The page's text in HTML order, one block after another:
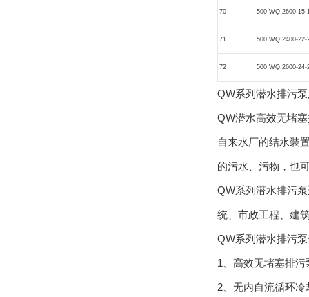
70 500 WQ 2600-15-
71 500 WQ 2400-22-
72 500 WQ 2600-24-
QW系列潜水排污
QW潜水高效无堵塞
自来水厂的结水装置
的污水、污物，
QW系列潜水排污泵适用
统、市政工程、
QW系列潜水排污
1、高效无堵塞排
2、无内自流循环